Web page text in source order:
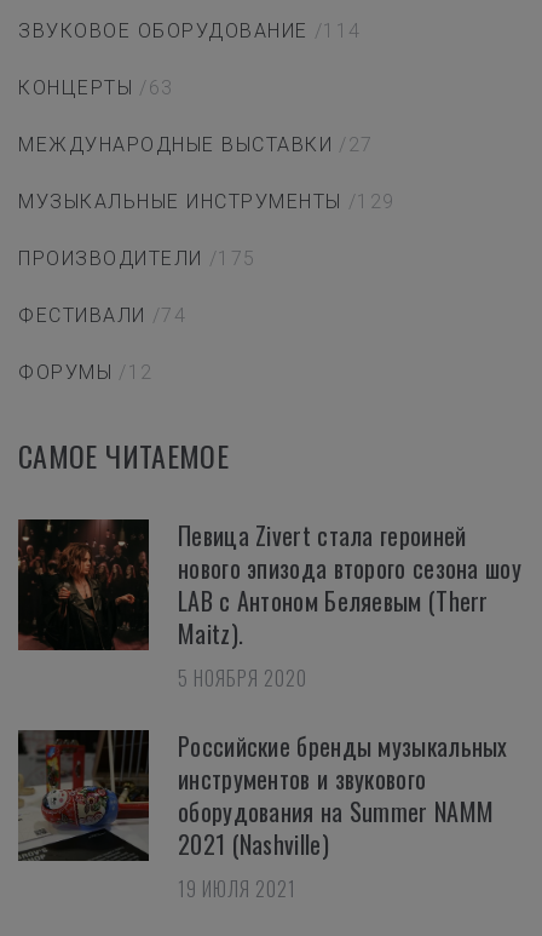
ЗВУКОВОЕ ОБОРУДОВАНИЕ /114
КОНЦЕРТЫ /63
МЕЖДУНАРОДНЫЕ ВЫСТАВКИ /27
МУЗЫКАЛЬНЫЕ ИНСТРУМЕНТЫ /129
ПРОИЗВОДИТЕЛИ /175
ФЕСТИВАЛИ /74
ФОРУМЫ /12
САМОЕ ЧИТАЕМОЕ
Певица Zivert стала героиней
нового эпизода второго сезона шоу
LAB с Антоном Беляевым (Therr
Maitz).
5 НОЯБРЯ 2020
Российские бренды музыкальных
инструментов и звукового
оборудования на Summer NAMM
2021 (Nashville)
19 ИЮЛЯ 2021